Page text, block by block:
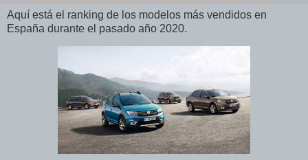
Aquí está el ranking de los modelos más vendidos en
España durante el pasado año 2020.